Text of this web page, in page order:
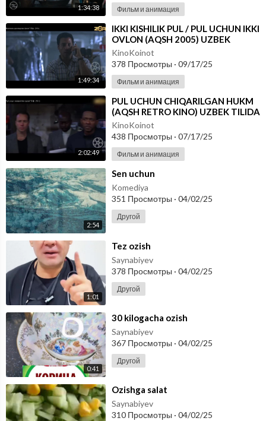
1:34:38 Фильм и анимация
1:49:34
⁣IKKI KISHILIK PUL / PUL UCHUN IKKI
OVLON (AQSH 2005) UZBEK
TILIDA
KinoKoinot
378 Просмотры · 09/17/25
Фильм и анимация
2:02:49
⁣PUL UCHUN CHIQARILGAN HUKM
(AQSH RETRO KINO) UZBEK TILIDA
KinoKoinot
438 Просмотры · 07/17/25
Фильм и анимация
2:54
⁣Sen uchun
Komediya
351 Просмотры · 04/02/25
Другой
1:01
⁣Tez ozish
Saynabiyev
378 Просмотры · 04/02/25
Другой
0:41
⁣30 kilogacha ozish
Saynabiyev
367 Просмотры · 04/02/25
Другой
⁣Ozishga salat
Saynabiyev
310 Просмотры · 04/02/25